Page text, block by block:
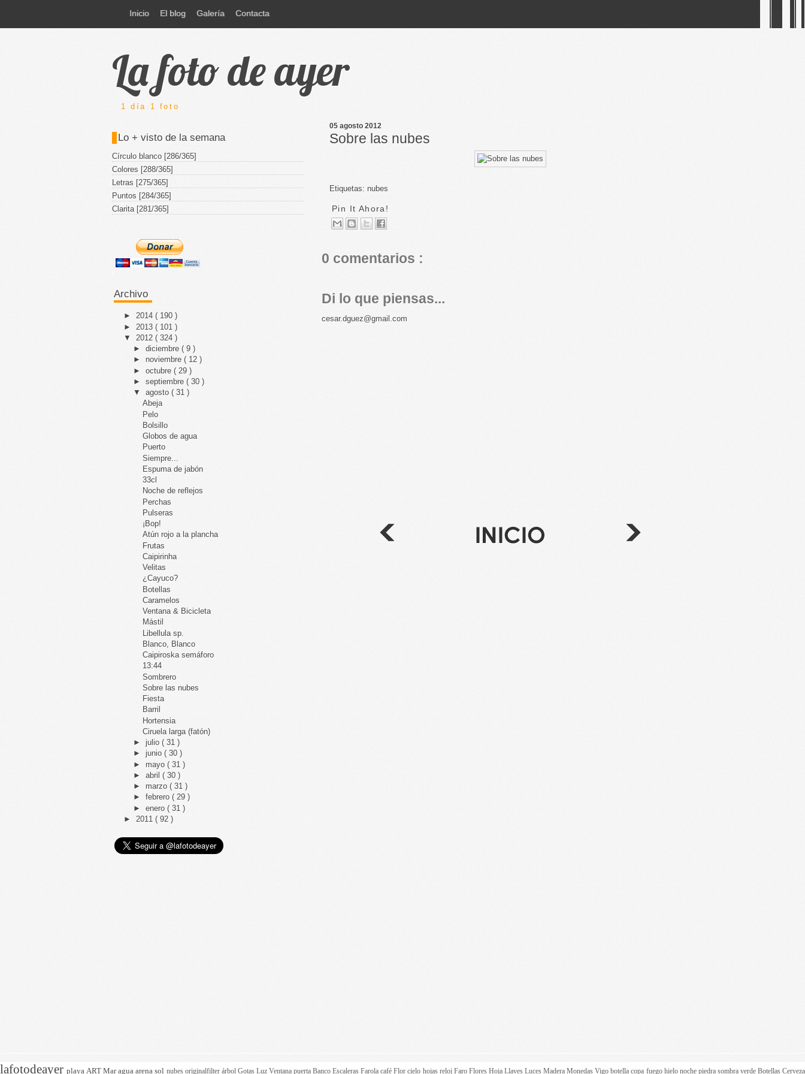
Inicio El blog Galería Contacta
La foto de ayer
1 día 1 foto
05 agosto 2012
Sobre las nubes
Etiquetas: nubes
Pin It Ahora!
0 comentarios :
Di lo que piensas...
cesar.dguez@gmail.com
Lo + visto de la semana
Círculo blanco [286/365]
Colores [288/365]
Letras [275/365]
Puntos [284/365]
Clarita [281/365]
Archivo
► 2014 ( 190 )
► 2013 ( 101 )
▼ 2012 ( 324 )
► diciembre ( 9 )
► noviembre ( 12 )
► octubre ( 29 )
► septiembre ( 30 )
▼ agosto ( 31 )
Abeja
Pelo
Bolsillo
Globos de agua
Puerto
Siempre...
Espuma de jabón
33cl
Noche de reflejos
Perchas
Pulseras
¡Bop!
Atún rojo a la plancha
Frutas
Caipirinha
Velitas
¿Cayuco?
Botellas
Caramelos
Ventana & Bicicleta
Mástil
Libellula sp.
Blanco, Blanco
Caipiroska semáforo
13:44
Sombrero
Sobre las nubes
Fiesta
Barril
Hortensia
Ciruela larga (fatón)
► julio ( 31 )
► junio ( 30 )
► mayo ( 31 )
► abril ( 30 )
► marzo ( 31 )
► febrero ( 29 )
► enero ( 31 )
► 2011 ( 92 )
lafotodeayerplayaARTMaraguaarenasol nubes originalfilter árbol Gotas Luz VentanapuertaBancoEscalerasFarolacaféFlorcielo hojas reloj Faro Flores Hoja LlavesLucesMaderaMonedasVigobotellacopa fuego hielo noche piedra sombra verde BotellasCerveza